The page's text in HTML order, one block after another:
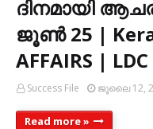
ദിനമായി
ജൂൺ 25 |
AFFAIRS |
Success File ജൂലൈ 12,
Read more »